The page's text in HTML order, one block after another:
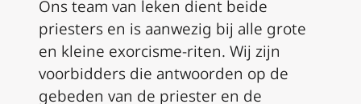
Ons team van leken dient beide
priesters en is aanwezig bij alle grote
en kleine exorcisme-riten. Wij zijn
voorbidders die antwoorden op de
gebeden van de priester en de